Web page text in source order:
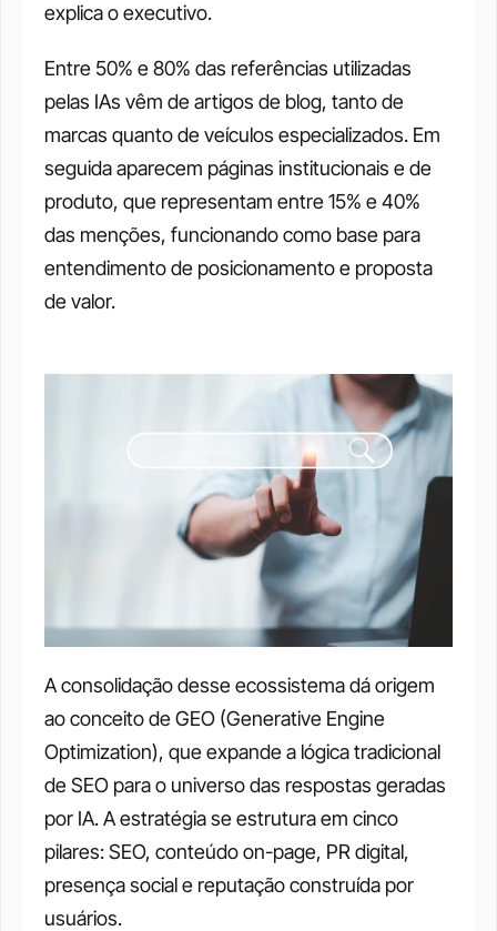
explica o executivo.
Entre 50% e 80% das referências utilizadas
pelas IAs vêm de artigos de blog, tanto de
marcas quanto de veículos especializados. Em
seguida aparecem páginas institucionais e de
produto, que representam entre 15% e 40%
das menções, funcionando como base para
entendimento de posicionamento e proposta
de valor.
A consolidação desse ecossistema dá origem
ao conceito de GEO (Generative Engine
Optimization), que expande a lógica tradicional
de SEO para o universo das respostas geradas
por IA. A estratégia se estrutura em cinco
pilares: SEO, conteúdo on-page, PR digital,
presença social e reputação construída por
usuários.